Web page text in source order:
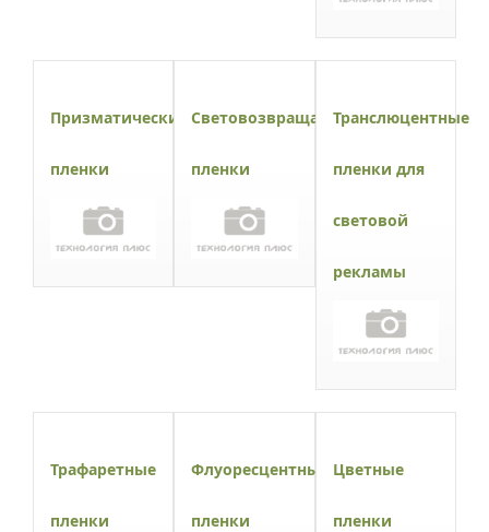
Призматические
пленки
Световозвращающие
пленки
Транслюцентные
пленки для
световой
рекламы
Трафаретные
пленки
Флуоресцентные
пленки
Цветные
пленки